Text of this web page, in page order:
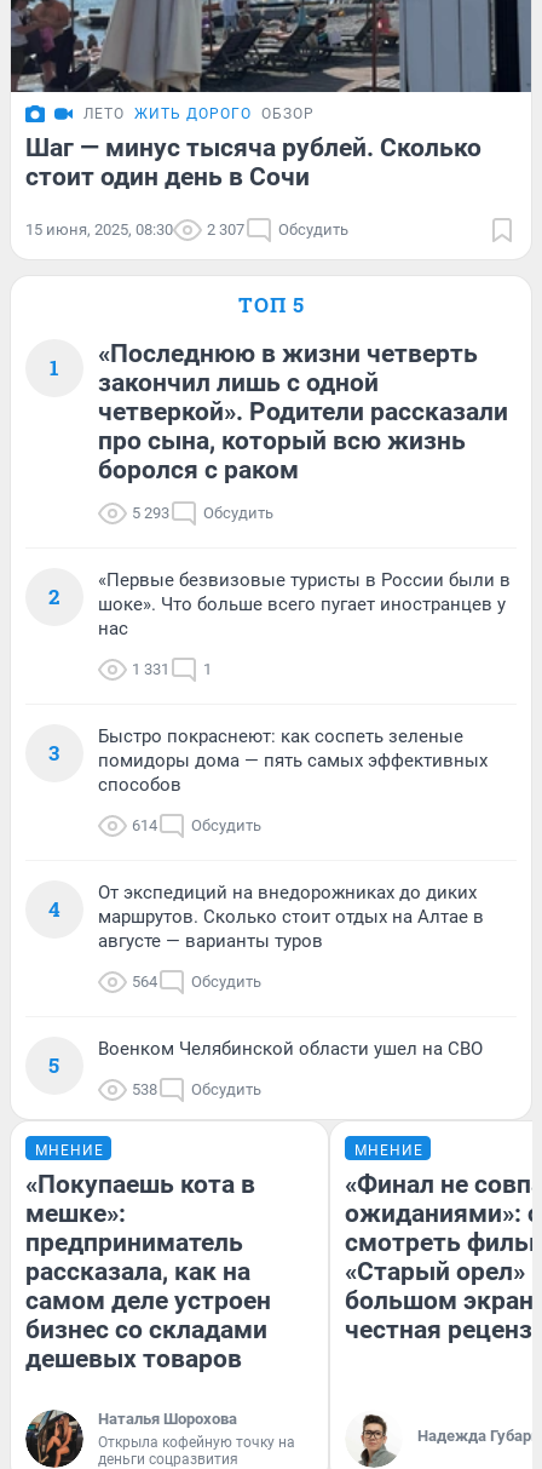
ЛЕТО ЖИТЬ ДОРОГО ОБЗОР
Шаг — минус тысяча рублей. Сколько
стоит один день в Сочи
15 июня, 2025, 08:30 2 307 Обсудить
ТОП 5
1
«Последнюю в жизни четверть
закончил лишь с одной
четверкой». Родители рассказали
про сына, который всю жизнь
боролся с раком
5 293 Обсудить
2
«Первые безвизовые туристы в России были в
шоке». Что больше всего пугает иностранцев у
нас
1 331 1
3
Быстро покраснеют: как соспеть зеленые
помидоры дома — пять самых эффективных
способов
614 Обсудить
4
От экспедиций на внедорожниках до диких
маршрутов. Сколько стоит отдых на Алтае в
августе — варианты туров
564 Обсудить
5
Военком Челябинской области ушел на СВО
538 Обсудить
МНЕНИЕ
«Покупаешь кота в
мешке»:
предприниматель
рассказала, как на
самом деле устроен
бизнес со складами
дешевых товаров
Наталья Шорохова
Открыла кофейную точку на
деньги соцразвития
МНЕНИЕ
«Финал не
ожиданиями»:
смотреть
«Старый орел»
большом
честная
Надежда Губарь